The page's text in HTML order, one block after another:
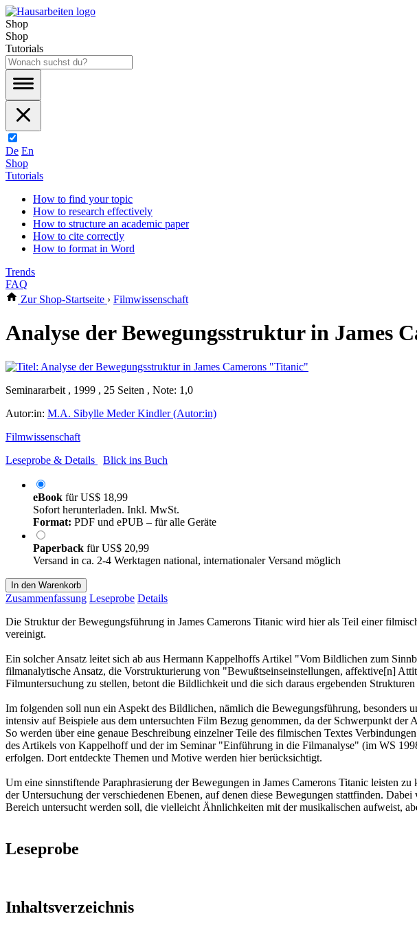
Shop
Shop
Tutorials
De En
Shop
Tutorials
How to find your topic
How to research effectively
How to structure an academic paper
How to cite correctly
How to format in Word
Trends
FAQ
Zur Shop-Startseite › Filmwissenschaft
Analyse der Bewegungsstruktur in James
Seminararbeit , 1999 , 25 Seiten , Note: 1,0
Autor:in: M.A. Sibylle Meder Kindler (Autor:in)
Filmwissenschaft
Leseprobe & Details
Blick ins Buch
eBook fürUS$ 18,99
Sofort herunterladen. Inkl. MwSt.
Format: PDF und ePUB – für alle Geräte
Paperback fürUS$ 20,99
Versand in ca. 2-4 Werktagen national, internationaler Versand möglich
In den Warenkorb
Zusammenfassung Leseprobe Details
Die Struktur der Bewegungsführung in James Camerons Titanic wird hier als Teil einer
vereinigt.
Ein solcher Ansatz leitet sich ab aus Hermann Kappelhoffs Artikel "Vom Bildlichen zum
filmanalytische Ansatz, die Vorstrukturierung von "Bewußtseinseinstellungen, affektive[n]
Filmuntersuchung zu stellen, betont die Bildlichkeit und die sich daraus ergebenden
Im folgenden soll nun ein Aspekt des Bildlichen, nämlich die Bewegungsführung, besonders
intensiv auf Beispiele aus dem untersuchten Film Bezug genommen, da der Schwerpunkt
So werden über eine genaue Beschreibung einzelner Teile des filmischen Textes
des Artikels von Kappelhoff und der im Seminar "Einführung in die Filmanalyse" (im WS
erfolgen. Dort entdeckte Themen und Motive werden hier berücksichtigt.
Um eine sinnstiftende Paraphrasierung der Bewegungen in James Camerons Titanic leisten
der Untersuchung der verschiedenen Ebenen, auf denen diese Bewegungen stattfinden.
Bereich untersucht werden soll, die vielleicht Ähnlichkeiten mit der musikalischen aufweist,
Leseprobe
Inhaltsverzeichnis